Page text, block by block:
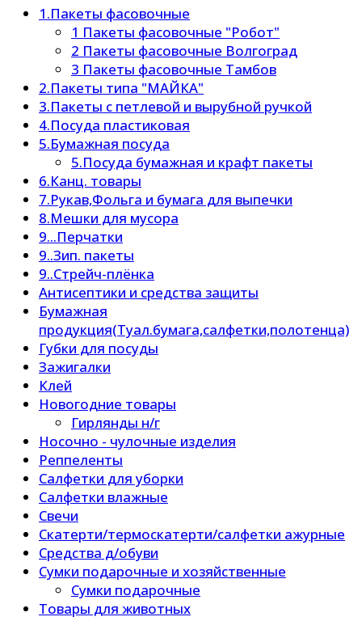
1.Пакеты фасовочные
1 Пакеты фасовочные "Робот"
2 Пакеты фасовочные Волгоград
3 Пакеты фасовочные Тамбов
2.Пакеты типа "МАЙКА"
3.Пакеты с петлевой и вырубной ручкой
4.Посуда пластиковая
5.Бумажная посуда
5.Посуда бумажная и крафт пакеты
6.Канц. товары
7.Рукав,Фольга и бумага для выпечки
8.Мешки для мусора
9...Перчатки
9..Зип. пакеты
9..Стрейч-плёнка
Антисептики и средства защиты
Бумажная
продукция(Туал.бумага,салфетки,полотенца)
Губки для посуды
Зажигалки
Клей
Новогодние товары
Гирлянды н/г
Носочно - чулочные изделия
Реппеленты
Салфетки для уборки
Салфетки влажные
Свечи
Скатерти/термоскатерти/салфетки ажурные
Средства д/обуви
Сумки подарочные и хозяйственные
Сумки подарочные
Товары для животных